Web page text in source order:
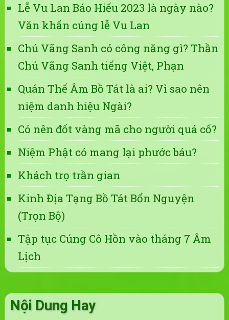
Lễ Vu Lan Báo Hiếu 2023 là ngày nào?
Văn khấn cúng lễ Vu Lan
Chú Vãng Sanh có công năng gì? Thần
Chú Vãng Sanh tiếng Việt, Phạn
Quán Thế Âm Bồ Tát là ai? Vì sao nên
niệm danh hiệu Ngài?
Có nên đốt vàng mã cho người quá cố?
Niệm Phật có mang lại phước báu?
Khách trọ trần gian
Kinh Địa Tạng Bồ Tát Bổn Nguyện
(Trọn Bộ)
Tập tục Cúng Cô Hồn vào tháng 7 Âm
Lịch
Nội Dung Hay